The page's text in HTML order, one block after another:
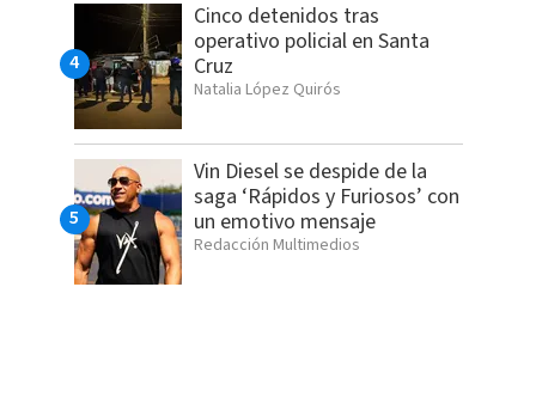
Cinco detenidos tras
operativo policial en Santa
Cruz
Natalia López Quirós
Vin Diesel se despide de la
saga ‘Rápidos y Furiosos’ con
un emotivo mensaje
Redacción Multimedios